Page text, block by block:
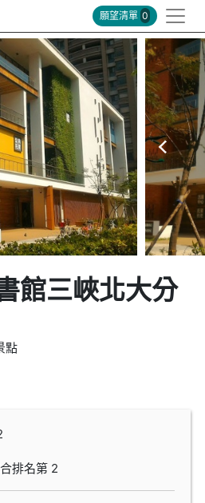
願望清單 0
館三峽北大分
點
排名第 2